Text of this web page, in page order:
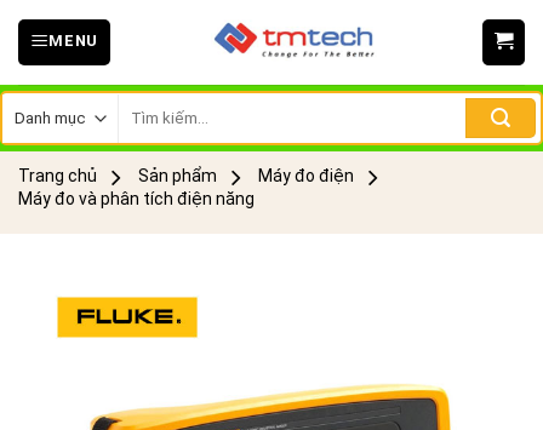
Skip
MENU
kiếm:
Trang chủ Sản phẩm
Máy đo điện
Máy đo và phân tích điện năng